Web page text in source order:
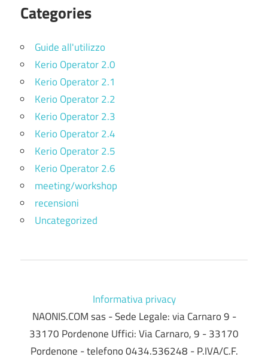
Categories
Guide all'utilizzo
Kerio Operator 2.0
Kerio Operator 2.1
Kerio Operator 2.2
Kerio Operator 2.3
Kerio Operator 2.4
Kerio Operator 2.5
Kerio Operator 2.6
meeting/workshop
recensioni
Uncategorized
Informativa privacy
NAONIS.COM sas - Sede Legale: via Carnaro 9 -
33170 Pordenone Uffici: Via Carnaro, 9 - 33170
Pordenone - telefono 0434.536248 - P.IVA/C.F.